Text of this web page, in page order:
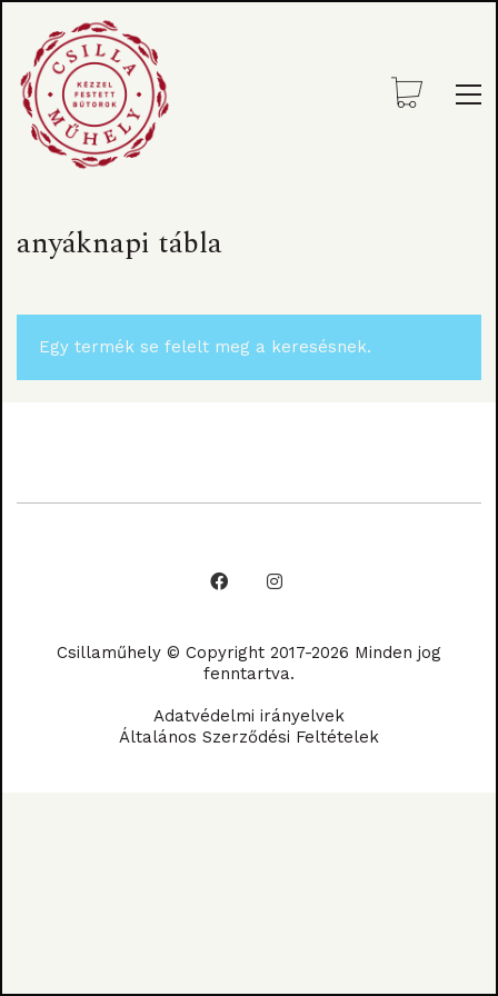
anyáknapi tábla
Egy termék se felelt meg a keresésnek.
Csillaműhely © Copyright 2017-2026 Minden jog
fenntartva.
Adatvédelmi irányelvek
Általános Szerződési Feltételek